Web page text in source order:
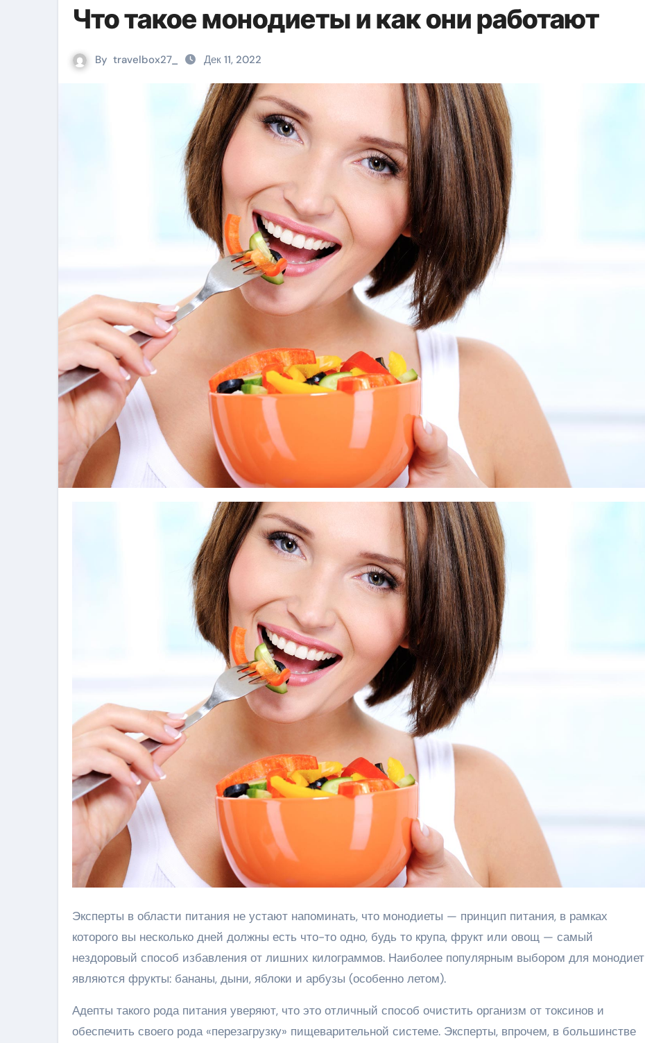
Что такое монодиеты и как они работают
By travelbox27_ Дек 11, 2022
Эксперты в области питания не устают напоминать, что монодиеты — принцип питания, в рамках
которого вы несколько дней должны есть что-то одно, будь то крупа, фрукт или овощ — самый
нездоровый способ избавления от лишних килограммов. Наиболее популярным выбором для монодиет
являются фрукты: бананы, дыни, яблоки и арбузы (особенно летом).
Адепты такого рода питания уверяют, что это отличный способ очистить организм от токсинов и
обеспечить своего рода «перезагрузку» пищеварительной системе. Эксперты, впрочем, в большинстве